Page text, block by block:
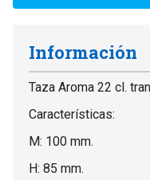
Información
Taza Aroma 22 cl.
Características:
M: 100 mm.
H: 85 mm.